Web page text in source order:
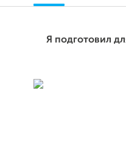
Я подготовил